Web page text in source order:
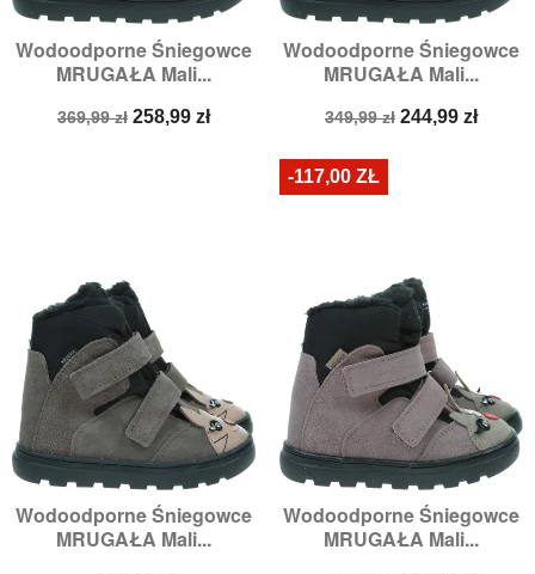
Wodoodporne Śniegowce
MRUGAŁA Mali...
Cena
369,99 zł Cena
258,99 zł
Wodoodporne Śniegowce
MRUGAŁA Mali...
Cena
349,99 zł Cena
244,99 zł
Wodoodporne Śniegowce
MRUGAŁA Mali...
Wodoodporne Śniegowce
MRUGAŁA Mali...
-117,00 ZŁ